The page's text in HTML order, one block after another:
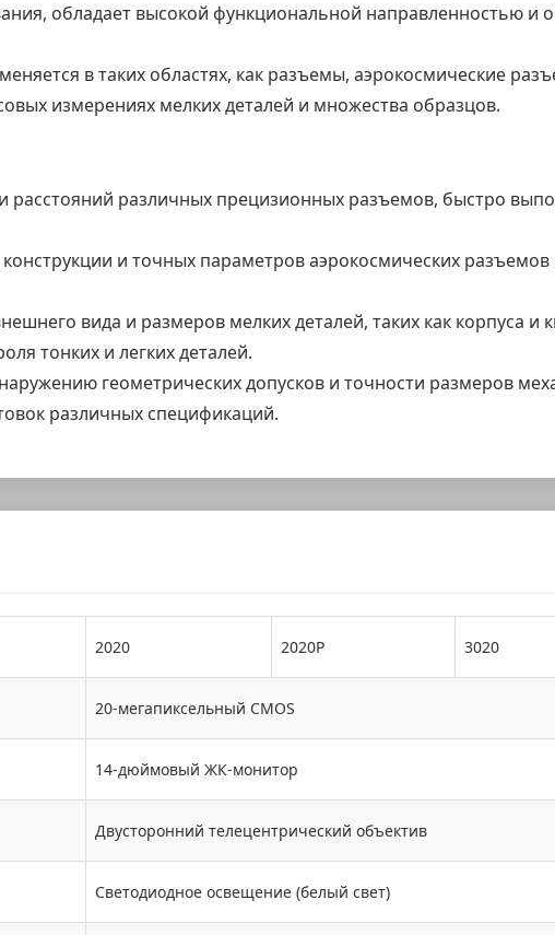
обладает высокой функциональной направленностью и
в таких областях, как разъемы, аэрокосмические
измерениях мелких деталей и множества образцов.
различных прецизионных разъемов, быстро
и точных параметров аэрокосмических разъемов
вида и размеров мелких деталей, таких как корпуса и
тонких и легких деталей.
геометрических допусков и точности размеров
различных спецификаций.
2020 2020P 3020
20-мегапиксельный CMOS
14-дюймовый ЖК-монитор
Двусторонний телецентрический объектив
Светодиодное освещение (белый свет)